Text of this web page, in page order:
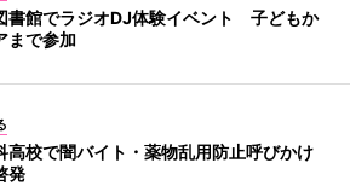
書館でラジオDJ体験イベント 子どもか
まで参加
高校で闇バイト・薬物乱用防止呼びかけ
発